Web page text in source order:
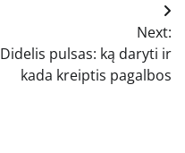
Next:
Didelis pulsas: ką daryti ir
kada kreiptis pagalbos